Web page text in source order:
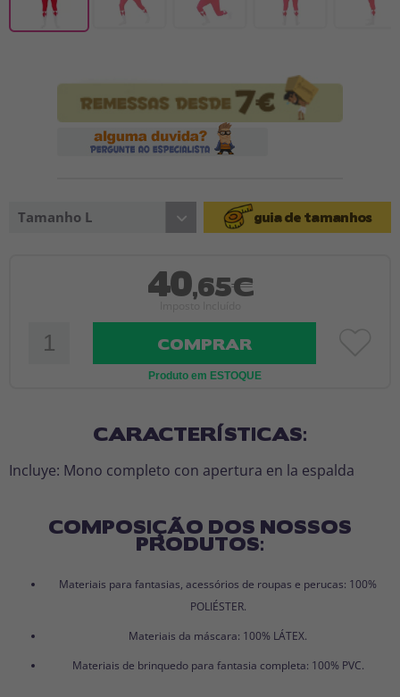
Tamanho L guia de tamanhos
40,65€
COMPRAR
Produto em ESTOQUE
CARACTERÍSTICAS:
Incluye: Mono completo con apertura en la espalda
COMPOSIÇÃO DOS NOSSOS
PRODUTOS:
Materiais para fantasias, acessórios de roupas e perucas: 100%
POLIÉSTER.
Materiais da máscara: 100% LÁTEX.
Materiais de brinquedo para fantasia completa: 100% PVC.